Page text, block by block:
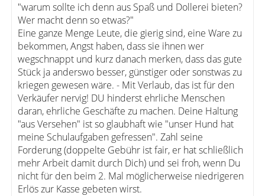
"warum sollte ich denn aus Spaß und Dollerei bieten?
Wer macht denn so etwas?"
Eine ganze Menge Leute, die gierig sind, eine Ware zu
bekommen, Angst haben, dass sie ihnen wer
wegschnappt und kurz danach merken, dass das gute
Stück ja anderswo besser, günstiger oder sonstwas zu
kriegen gewesen wäre. - Mit Verlaub, das ist für den
Verkäufer nervig! DU hinderst ehrliche Menschen
daran, ehrliche Geschäfte zu machen. Deine Haltung
"aus Versehen" ist so glaubhaft wie "unser Hund hat
meine Schulaufgaben gefressen". Zahl seine
Forderung (doppelte Gebühr ist fair, er hat schließlich
mehr Arbeit damit durch Dich) und sei froh, wenn Du
nicht für den beim 2. Mal möglicherweise niedrigeren
Erlös zur Kasse gebeten wirst.